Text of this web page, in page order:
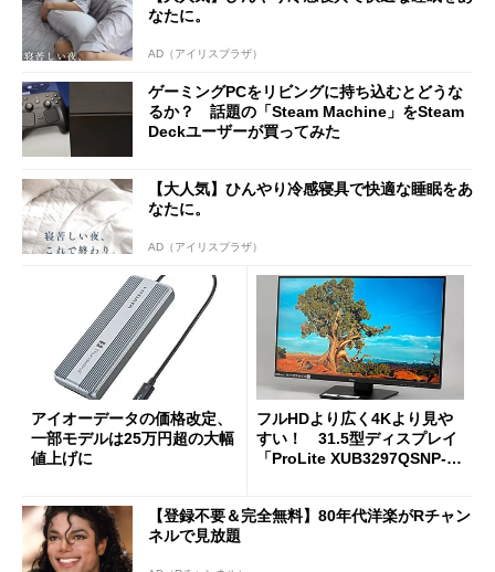
なたに。
AD（アイリスプラザ）
ゲーミングPCをリビングに持ち込むとどうな
るか？ 話題の「Steam Machine」をSteam
Deckユーザーが買ってみた
【大人気】ひんやり冷感寝具で快適な睡眠をあ
なたに。
AD（アイリスプラザ）
アイオーデータの価格改定、
一部モデルは25万円超の大幅
値上げに
フルHDより広く4Kより見や
すい！ 31.5型ディスプレイ
「ProLite XUB3297QSNP-B
【登録不要＆完全無料】80年代洋楽がRチャン
ネルで見放題